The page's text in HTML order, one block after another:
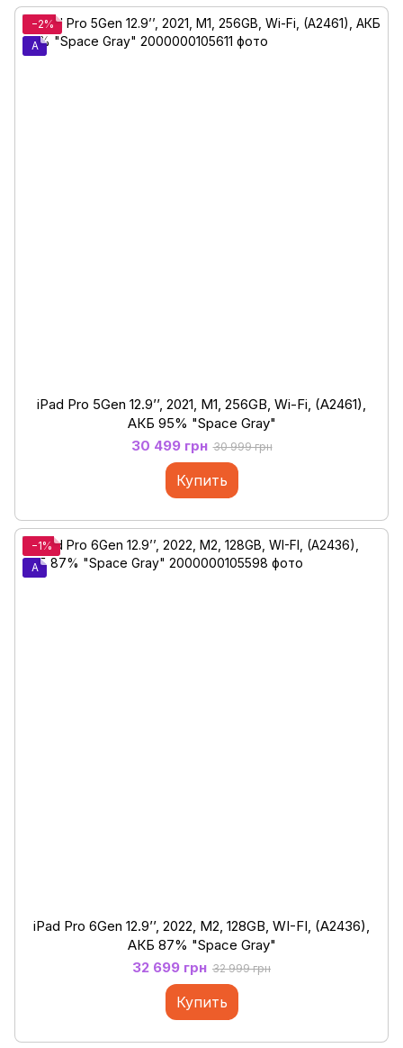
−2%
A
iPad Pro 5Gen 12.9’’, 2021, M1, 256GB, Wi-Fi, (A2461),
АКБ 95% "Space Gray"
30 499 грн 30 999 грн
Купить
−1%
A
iPad Pro 6Gen 12.9’’, 2022, М2, 128GB, WI-FI, (A2436),
АКБ 87% "Space Gray"
32 699 грн 32 999 грн
Купить